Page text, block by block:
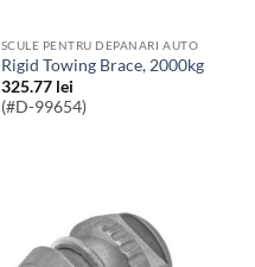
SCULE PENTRU DEPANARI AUTO
Rigid Towing Brace, 2000kg
325.77 lei
(#D-99654)